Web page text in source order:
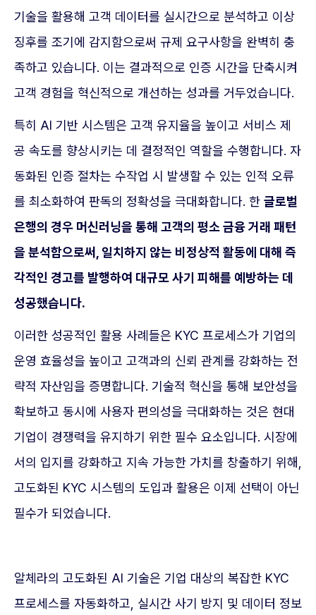
기술을 활용해 고객 데이터를 실시간으로 분석하고 이상
징후를 조기에 감지함으로써 규제 요구사항을 완벽히 충
족하고 있습니다. 이는 결과적으로 인증 시간을 단축시켜
고객 경험을 혁신적으로 개선하는 성과를 거두었습니다.
특히 AI 기반 시스템은 고객 유지율을 높이고 서비스 제
공 속도를 향상시키는 데 결정적인 역할을 수행합니다. 자
동화된 인증 절차는 수작업 시 발생할 수 있는 인적 오류
를 최소화하여 판독의 정확성을 극대화합니다. 한 글로벌
은행의 경우 머신러닝을 통해 고객의 평소 금융 거래 패턴
을 분석함으로써, 일치하지 않는 비정상적 활동에 대해 즉
각적인 경고를 발행하여 대규모 사기 피해를 예방하는 데
성공했습니다.
이러한 성공적인 활용 사례들은 KYC 프로세스가 기업의
운영 효율성을 높이고 고객과의 신뢰 관계를 강화하는 전
략적 자산임을 증명합니다. 기술적 혁신을 통해 보안성을
확보하고 동시에 사용자 편의성을 극대화하는 것은 현대
기업이 경쟁력을 유지하기 위한 필수 요소입니다. 시장에
서의 입지를 강화하고 지속 가능한 가치를 창출하기 위해,
고도화된 KYC 시스템의 도입과 활용은 이제 선택이 아닌
필수가 되었습니다.
알체라의 고도화된 AI 기술은 기업 대상의 복잡한 KYC
프로세스를 자동화하고, 실시간 사기 방지 및 데이터 정보